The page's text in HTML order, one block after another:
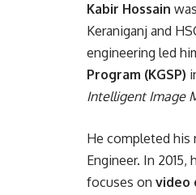
Kabir Hossain
Keraniganj and
engineering led
Program (KGSP)
Intelligent Image
He completed his
Engineer. In 2015,
focuses on video